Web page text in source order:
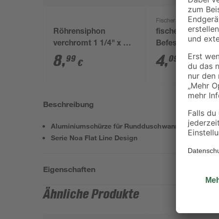
Röhrensiphon
verchromt 1 1/4" x 32
mm
8,99 €
Fischer
fischer WC-
Befestigung S 8
80 2 Stück
4,09
Beschreibung
Aluminiumschürze für Rundduschwanne R500
Serie Noa Flat Line Design
Eigenschaften
Ähnliche Produkte